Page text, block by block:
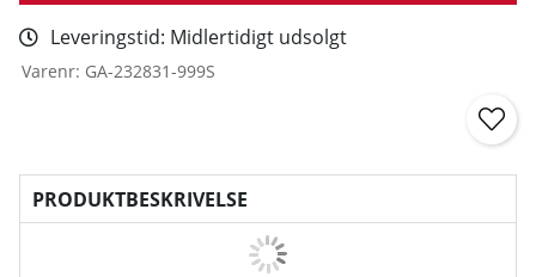
Leveringstid: Midlertidigt udsolgt
Varenr: GA-232831-999S
PRODUKTBESKRIVELSE